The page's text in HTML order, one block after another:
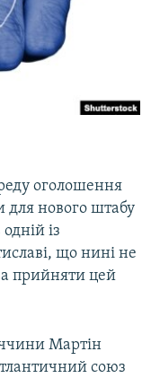
оголошення
для нового штабу
із
що нині не
прийняти цей
Мартін
союз